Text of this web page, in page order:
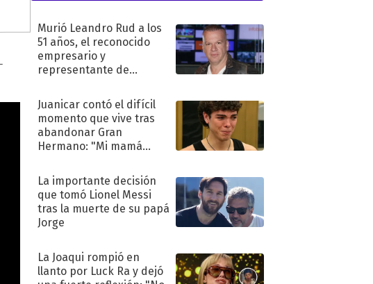
Murió Leandro Rud a los
51 años, el reconocido
empresario y
representante de
Juanicar contó el difícil
momento que vive tras
abandonar Gran
Hermano: "Mi mamá
La importante decisión
que tomó Lionel Messi
tras la muerte de su papá
Jorge
La Joaqui rompió en
llanto por Luck Ra y dejó